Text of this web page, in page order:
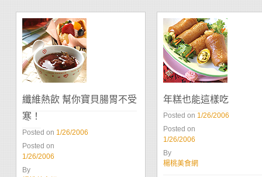
纖維熱飲 幫你寶貝腸胃不受
寒！
Posted on 1/26/2006
Posted on
1/26/2006
By
年糕也能這樣吃
Posted on 1/26/2006
Posted on
1/26/2006
By
楊桃美食網